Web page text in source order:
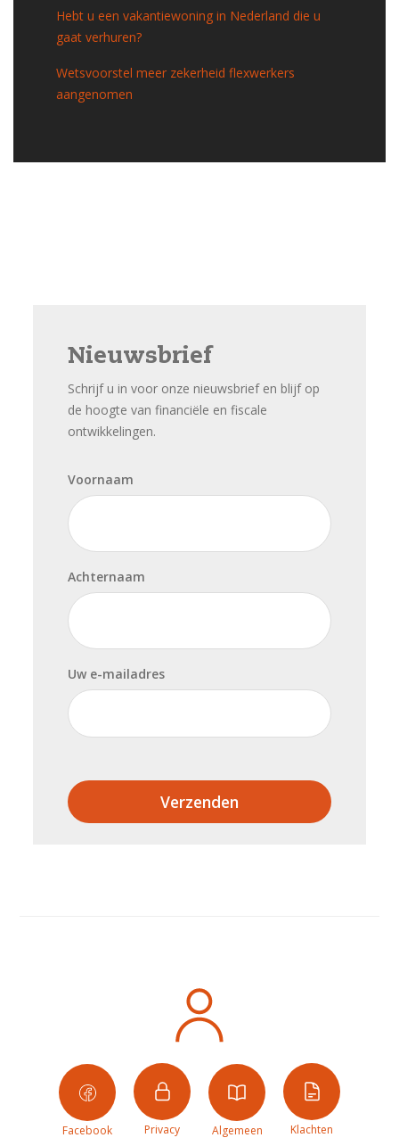
Hebt u een vakantiewoning in Nederland die u
gaat verhuren?
Wetsvoorstel meer zekerheid flexwerkers
aangenomen
Nieuwsbrief
Schrijf u in voor onze nieuwsbrief en blijf op
de hoogte van financiële en fiscale
ontwikkelingen.
Voornaam
Achternaam
Uw e-mailadres
Verzenden
Facebook Privacy Algemeen Klachten